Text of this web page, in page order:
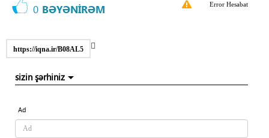
0 BƏYƏNİRƏM Error Hesabat
https://iqna.ir/B08AL5
sizin şərhiniz
Ad